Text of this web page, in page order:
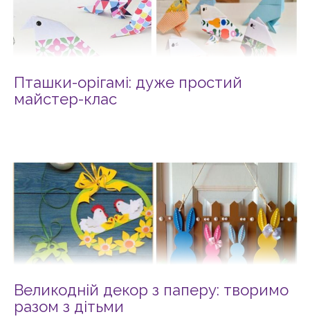
Пташки-орігамі: дуже простий
майстер-клас
Великодній декор з паперу: творимо
разом з дітьми